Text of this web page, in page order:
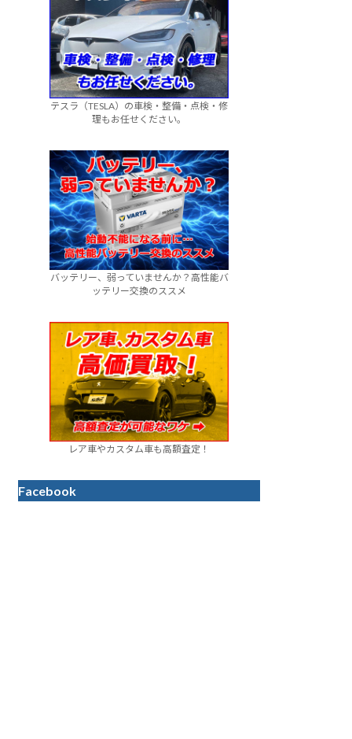
テスラ（TESLA）の車検・整備・点検・修
理もお任せください。
バッテリー、弱っていませんか？高性能バ
ッテリー交換のススメ
レア車やカスタム車も高額査定！
Facebook